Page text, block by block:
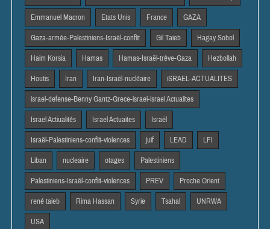
Emmanuel Macron Etats Unis France GAZA
Gaza-armée-Palestiniens-Israël-conflit Gil Taieb Hagay Sobol
Haim Korsia Hamas Hamas-Israël-trêve-Gaza Hezbollah
Houtis Iran Iran-Israël-nucléaire iSRAEL-ACTUALITES
israel-defense-Benny Gantz-Grece-israel-israel Actualites
Israel Actiualités Israel Actuaites Israël
Israël-Palestiniens-conflit-violences juif LEAD LFI
Liban nucleaire otages Palestiniens
Palestiniens-Israël-conflit-violences PREV Proche Orient
rené taieb Rima Hassan Syrie Tsahal UNRWA
USA